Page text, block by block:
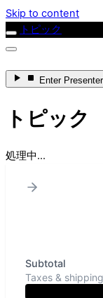
Skip to content
トピック
Enter
トピック
処理中...
Subtotal
Taxes &